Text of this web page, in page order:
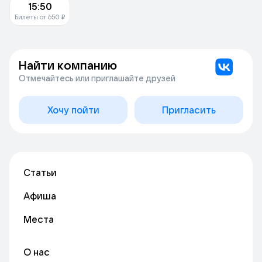
15:50
Билеты от 650 ₽
Найти компанию
Отмечайтесь или приглашайте друзей
Хочу пойти Пригласить
Статьи
Афиша
Места
О нас